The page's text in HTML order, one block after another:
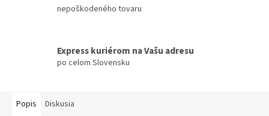
nepoškodeného tovaru
Express kuriérom na Vašu adresu
po celom Slovensku
Popis Diskusia